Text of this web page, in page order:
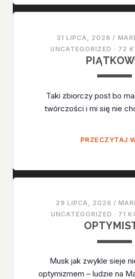
31 LIPCA, 2026 /
UNCATEGORIZED · 72
Taki zbiorczy post bo
twórczości i mi się nie
PRZECZYTAJ
29 LIPCA, 2026 /
UNCATEGORIZED · 71
Musk jak zwykle sieje
optymizmem – ludzie na